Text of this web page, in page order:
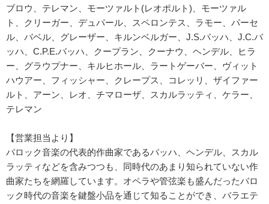
ブロウ、テレマン、モーツァルト(レオポルト)、モーツァル
ト、クリーガー、デュパール、スペロンテス、ラモー、パーセ
ル、バベル、グレーザー、キルンベルガー、J.S.バッハ、J.C.バ
ッハ、C.P.E.バッハ、クープラン、クーナウ、ヘンデル、ヒラ
ー、グラウプナー、キルヒホール、ラートゲーバー、ヴィット
ハウアー、フィッシャー、クレープス、コレッリ、ザイファー
ルト、アーン、レオ、チマローザ、スカルラッティ、ケラー、
テレマン
【営業担当より】
バロック音楽の代表的作曲家であるバッハ、ヘンデル、スカル
ラッティなどを含みつつも、同時代のあまり知られていない作
曲家たちを網羅しています。オペラや管弦楽も盛んだったバロ
ック時代の音楽を鍵盤小品を通じて知ることができ、バラエテ